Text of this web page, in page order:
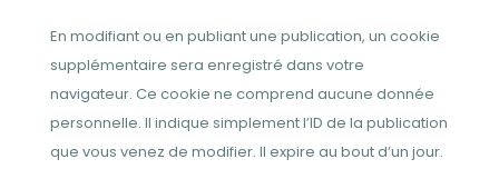
En modifiant ou en publiant une publication, un cookie
supplémentaire sera enregistré dans votre
navigateur. Ce cookie ne comprend aucune donnée
personnelle. Il indique simplement l’ID de la publication
que vous venez de modifier. Il expire au bout d’un jour.